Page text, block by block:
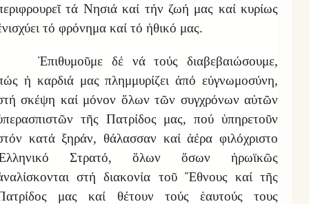
τά Νησιά καί τήν ζωή μας καί κυρίως
τό φρόνημα καί τό ἠθικό μας.
Ἐπιθυμοῦμε δέ νά τούς διαβεβαιώσουμε,
ἡ καρδιά μας πλημμυρίζει ἀπό εὐγνωμοσύνη,
σκέψη καί μόνον ὅλων τῶν συγχρόνων αὐτῶν
τῆς Πατρίδος μας, πού ὑπηρετοῦν
κατά ξηράν, θάλασσαν καί ἀέρα φιλόχριστο
Στρατό, ὅλων ὅσων ἡρωϊκῶς
στή διακονία τοῦ Ἔθνους καί τῆς
μας καί θέτουν τούς ἑαυτούς τους